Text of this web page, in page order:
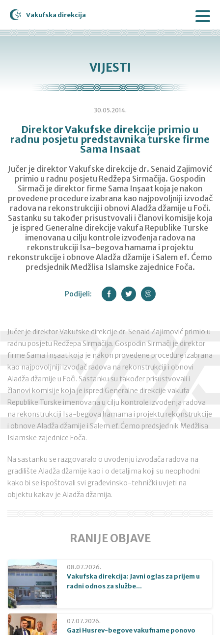
Vakufska direkcija
VIJESTI
30.05.2014.
Direktor Vakufske direkcije primio u
radnu posjetu predstavnika turske firme
Sama Insaat
Jučer je direktor Vakufske direkcije dr. Senaid Zajimović
primio u radnu posjetu Redžepa Sirmačija. Gospodin
Sirmači je direktor firme Sama Inşaat koja je nakon
provedene procedure izabrana kao najpovoljniji izvođač
radova na rekonstrukciji i obnovi Aladža džamije u Foči.
Sastanku su također prisustvovali i članovi komisije koja
je ispred Generalne direkcije vakufa Republike Turske
imenovana u cilju kontrole izvođenja radova na
rekonstrukciji Isa-begova hamama i projektu
rekonstrukcije i obnove Aladža džamije i Salem ef. Ćemo
predsjednik Medžlisa Islamske zajednice Foča.
Podijeli:
Jučer je direktor Vakufske direkcije dr. Senaid Zajimović primio u
radnu posjetu Redžepa Sirmačija. Gospodin Sirmači je direktor
firme Sama Inşaat koja je nakon provedene procedure izabrana
kao najpovoljniji izvođač radova na rekonstrukciji i obnovi
Aladža džamije u Foči. Sastanku su također prisustvovali i
članovi komisije koja je ispred Generalne direkcije vakufa
Republike Turske imenovana u cilju kontrole izvođenja radova
na rekonstrukciji Isa-begova hamama i projektu rekonstrukcije
i obnove Aladža džamije i Salem ef. Ćemo predsjednik Medžlisa
Islamske zajednice Foča.
Na sastanku se razgovaralo o uvođenju izvođača radova na
gradilište Aladža džamije kao i o detaljima koji su neophodni
kako bi se ispoštovali svi građevinsko-tehnički uvjeti na
objektu kakav je Aladža džamija.
RANIJE OBJAVE
08.07.2026.
Vakufska direkcija: Javni oglas za prijem u
radni odnos za službe...
07.07.2026.
Gazi Husrev-begove vakufname ponovo